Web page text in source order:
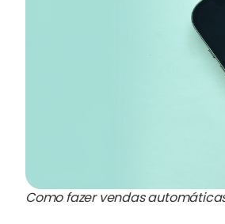
Como fazer vendas